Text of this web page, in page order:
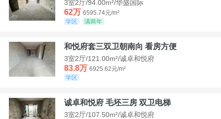
3室2厅/94.00m²/华盛国际
62万 6595.74元/m²
学区
满两年
和悦府套三双卫朝南向 看房方便
3室2厅/121.00m²/诚卓和悦府
83.8万 6925.62元/m²
学区
诚卓和悦府 毛坯三房 双卫电梯
3室2厅/107.50m²/诚卓和悦府